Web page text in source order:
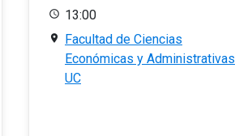
13:00
Facultad de Ciencias
Económicas y Administrativas
UC